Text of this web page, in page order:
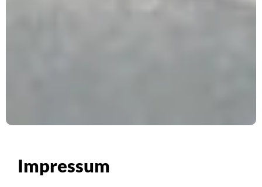
Impressum